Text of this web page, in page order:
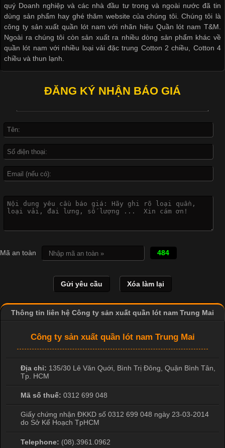
Khám Phá Áo Phông Trang Phục Phổ Biến Nhất Hiện Nay
Áo phông là một trong những trang phục phổ biến nhất trong
Không chỉ xuất hiện trong thời trang thường ngày, áo phông còn
được ứng dụng rộng rãi trong ngành sản xuất may mặc, đặc
Cập nhật 2026-04-21 15:41:03
In Chuyển Nhiệt Là Gì? Công Nghệ In Hiện Đại Trong Ngành
May Mặc Trong ngành in ấn và thời trang, in chuyển nhiệt đang
hình ảnh sắc nét và bền màu. Đặc biệt, kỹ thuật này được ứng
dụng rộng rãi trong sản xuất áo thun, đồ thể thao
quý Doanh nghiệp và các nhà đầu tư trong và ngoài nước đã tin
dùng sản phẩm hay ghé thăm website của chúng tôi. Chúng tôi là
công ty sản xuất quần lót nam với nhãn hiệu Quần lót nam T&M.
Ngoài ra chúng tôi còn sản xuất ra nhiều dòng sản phẩm khác về
quần lót nam với nhiều loại vải đặc trung Cotton 2 chiều, Cotton 4
chiều và thun lạnh.
ĐĂNG KÝ NHẬN BÁO GIÁ
Mã an toàn 484
Thông tin liên hệ Công ty sản xuất quần lót nam Trung Mai
Công ty sản xuất quần lót nam Trung Mai
Địa chỉ: 135/30 Lê Văn Quới, Bình Trị Đông Quận Bình Tân
Tp. HCM
Mã số thuế: 0312 699 048
Giấy chứng nhận ĐKKD số 0312 699 048 ngày 23-03-2014
do Sở Kế Hoạch TpHCM
Telephone: (08).3961.0962